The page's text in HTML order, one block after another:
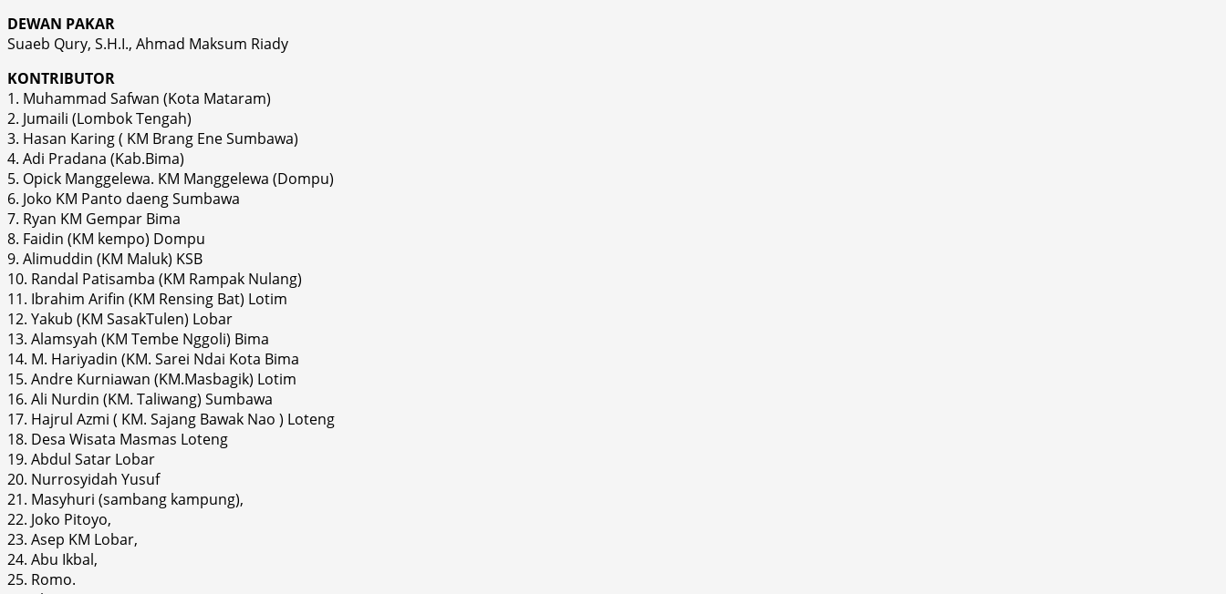
DEWAN PAKAR
Suaeb Qury, S.H.I., Ahmad Maksum Riady
KONTRIBUTOR
1. Muhammad Safwan (Kota Mataram)
2. Jumaili (Lombok Tengah)
3. Hasan Karing ( KM Brang Ene Sumbawa)
4. Adi Pradana (Kab.Bima)
5. Opick Manggelewa. KM Manggelewa (Dompu)
6. Joko KM Panto daeng Sumbawa
7. Ryan KM Gempar Bima
8. Faidin (KM kempo) Dompu
9. Alimuddin (KM Maluk) KSB
10. Randal Patisamba (KM Rampak Nulang)
11. Ibrahim Arifin (KM Rensing Bat) Lotim
12. Yakub (KM SasakTulen) Lobar
13. Alamsyah (KM Tembe Nggoli) Bima
14. M. Hariyadin (KM. Sarei Ndai Kota Bima
15. Andre Kurniawan (KM.Masbagik) Lotim
16. Ali Nurdin (KM. Taliwang) Sumbawa
17. Hajrul Azmi ( KM. Sajang Bawak Nao ) Loteng
18. Desa Wisata Masmas Loteng
19. Abdul Satar Lobar
20. Nurrosyidah Yusuf
21. Masyhuri (sambang kampung),
22. Joko Pitoyo,
23. Asep KM Lobar,
24. Abu Ikbal,
25. Romo.